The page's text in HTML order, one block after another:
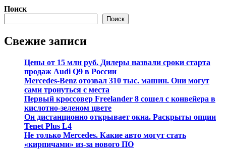
Поиск
Поиск
Свежие записи
Цены от 15 млн руб. Дилеры назвали сроки старта
продаж Audi Q9 в России
Mercedes-Benz отозвал 310 тыс. машин. Они могут
сами тронуться с места
Первый кроссовер Freelander 8 сошел с конвейера в
кислотно-зеленом цвете
Он дистанционно открывает окна. Раскрыты опции
Tenet Plus L4
Не только Mercedes. Какие авто могут стать
«кирпичами» из-за нового ПО